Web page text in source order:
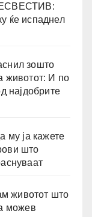
ќе испаднел
зошто
животот: И по
најдобрите
му ја кажете
што
животот што
можев